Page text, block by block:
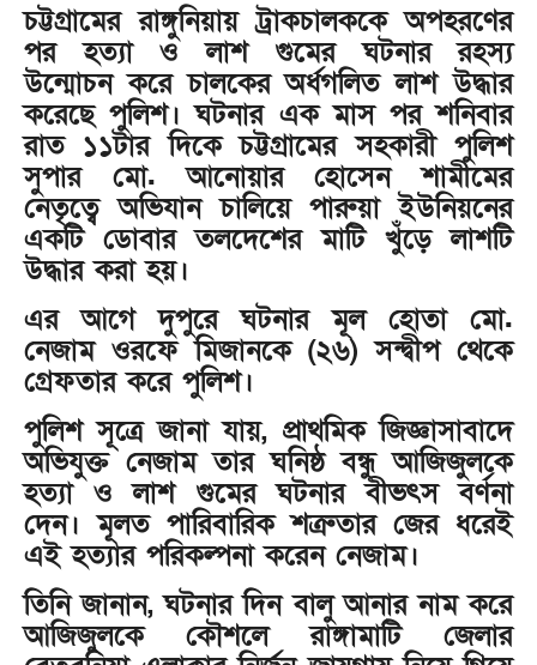
চট্টগ্রামের রাঙ্গুনিয়ায় ট্রাকচালককে অপহরণের
পর হত্যা ও লাশ গুমের ঘটনার রহস্য
উন্মোচন করে চালকের অর্ধগলিত লাশ উদ্ধার
করেছে পুলিশ। ঘটনার এক মাস পর শনিবার
রাত ১১টার দিকে চট্টগ্রামের সহকারী পুলিশ
সুপার মো. আনোয়ার হোসেন শামীমের
নেতৃত্বে অভিযান চালিয়ে পারুয়া ইউনিয়নের
একটি ডোবার তলদেশের মাটি খুঁড়ে লাশটি
উদ্ধার করা হয়।
এর আগে দুপুরে ঘটনার মূল হোতা মো.
নেজাম ওরফে মিজানকে (২৬) সন্দ্বীপ থেকে
গ্রেফতার করে পুলিশ।
পুলিশ সূত্রে জানা যায়, প্রাথমিক জিজ্ঞাসাবাদে
অভিযুক্ত নেজাম তার ঘনিষ্ঠ বন্ধু আজিজুলকে
হত্যা ও লাশ গুমের ঘটনার বীভৎস বর্ণনা
দেন। মূলত পারিবারিক শত্রুতার জের ধরেই
এই হত্যার পরিকল্পনা করেন নেজাম।
তিনি জানান, ঘটনার দিন বালু আনার নাম করে
আজিজুলকে কৌশলে রাঙ্গামাটি জেলার